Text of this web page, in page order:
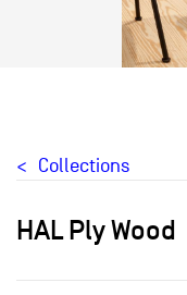
Collections
HAL Ply Wood